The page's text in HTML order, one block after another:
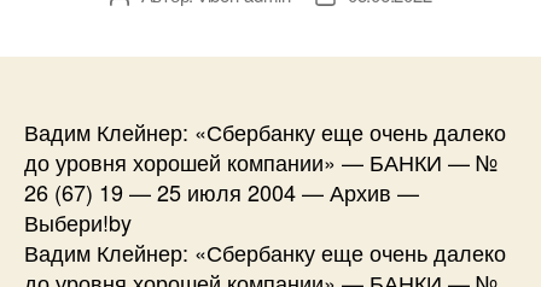
Вадим Клейнер: «Сбербанку еще очень далеко
до уровня хорошей компании» — БАНКИ — №
26 (67) 19 — 25 июля 2004 — Архив —
Выбери!by
Вадим Клейнер: «Сбербанку еще очень далеко